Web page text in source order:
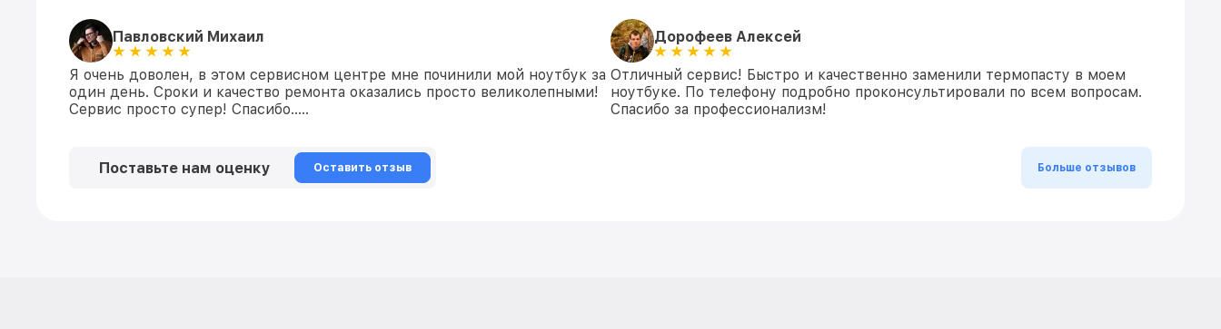
Павловский Михаил
Я очень доволен, в этом сервисном центре мне починили мой ноутбук за
один день. Сроки и качество ремонта оказались просто великолепными!
Сервис просто супер! Спасибо…..
Дорофеев Алексей
Отличный сервис! Быстро и качественно заменили термопасту в моем
ноутбуке. По телефону подробно проконсультировали по всем вопросам.
Спасибо за профессионализм!
Поставьте нам оценку Оставить отзыв Больше отзывов